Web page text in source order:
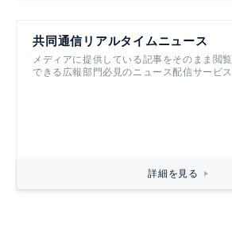
共同通信リアルタイムニュース
メディアに提供している記事をそのまま閲覧
できる広報部門必見のニュース配信サービス
詳細を見る